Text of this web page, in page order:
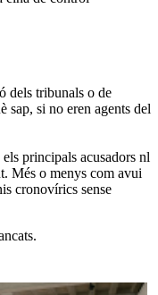
dels tribunals o de
sap, si no eren agents del
principals acusadors nl
Més o menys com avui
cronovírics sense